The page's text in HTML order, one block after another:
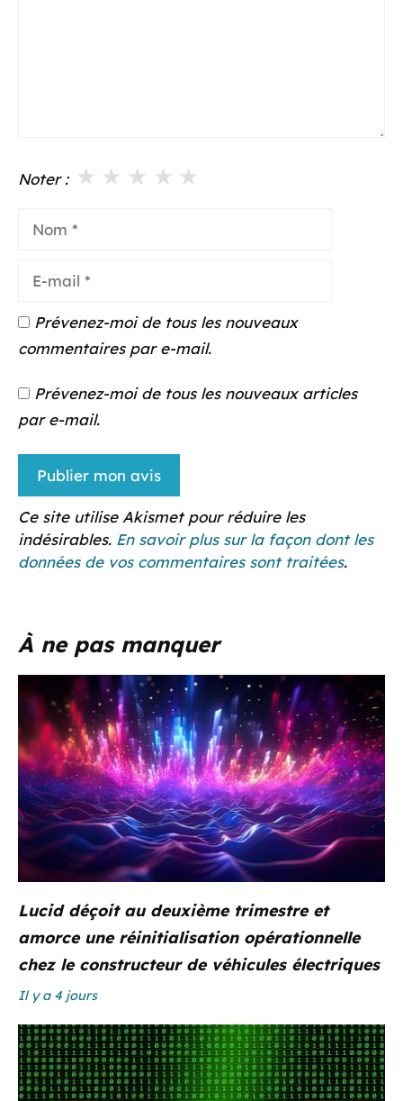
Noter : ★
★
★
★
★
mail
Prévenez-moi de tous les nouveaux
commentaires par e-mail.
Prévenez-moi de tous les nouveaux articles
par e-mail.
Ce site utilise Akismet pour réduire les
indésirables. En savoir plus sur la façon dont les
données de vos commentaires sont traitées.
À ne pas manquer
Lucid déçoit au deuxième trimestre et
amorce une réinitialisation opérationnelle
chez le constructeur de véhicules électriques
Il y a 4 jours